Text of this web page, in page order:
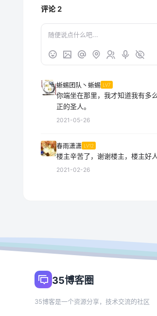
评论 2
蜥蜴团队丶蜥蜴 LV7
你端坐在那里，我才知道我有多
正的圣人。
2021-05-26
春雨潇潇 LV12
楼主辛苦了，谢谢楼主，楼主好
2021-02-26
35博客圈
35博客是一个资源分享，技术交流的社区